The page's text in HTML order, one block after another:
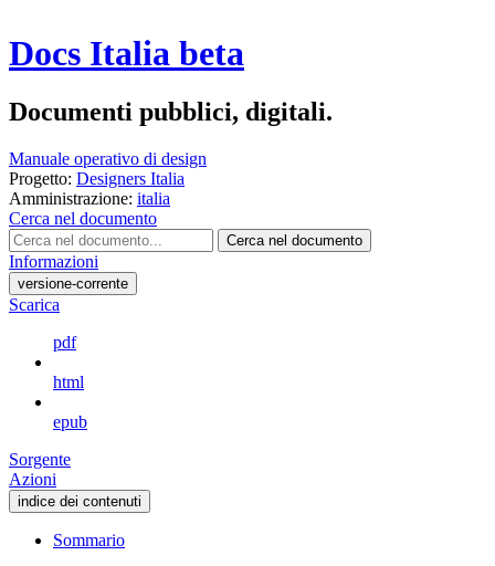
Docs Italia beta
Documenti pubblici, digitali.
Manuale operativo di design
Progetto: Designers Italia
Amministrazione: italia
Cerca nel documento
Cerca nel documento
Informazioni
versione-corrente
Scarica
pdf
html
epub
Sorgente
Azioni
indice dei contenuti
Sommario